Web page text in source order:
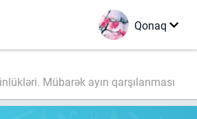
Qonaq
Mübarək ayın qarşılanması